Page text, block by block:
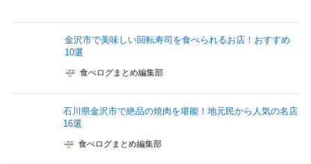
金沢市で美味しい回転寿司を食べられるお店！おすすめ
10選
食べログまとめ編集部
石川県金沢市で絶品の焼肉を堪能！地元民から人気の名店
16選
食べログまとめ編集部